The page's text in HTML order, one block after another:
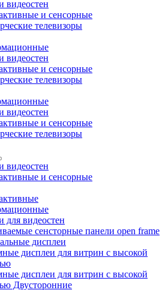
видеостен
и сенсорные
телевизоры
видеостен
и сенсорные
телевизоры
видеостен
и сенсорные
телевизоры
видеостен
и сенсорные
для видеостен
сенсторные панели open frame
дисплеи
дисплеи для витрин с высокой
дисплеи для витрин с высокой
Двусторонние